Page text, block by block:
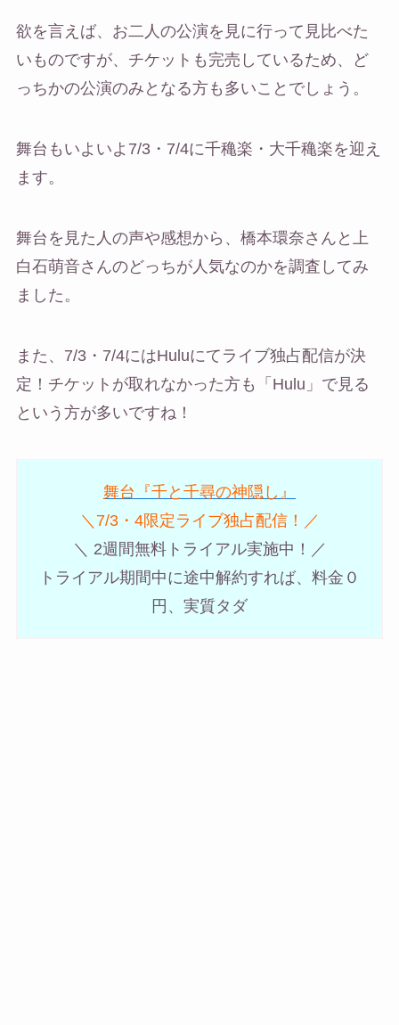
欲を言えば、お二人の公演を見に行って見比べた
いものですが、チケットも完売しているため、ど
っちかの公演のみとなる方も多いことでしょう。
舞台もいよいよ7/3・7/4に千穐楽・大千穐楽を迎え
ます。
舞台を見た人の声や感想から、橋本環奈さんと上
白石萌音さんのどっちが人気なのかを調査してみ
ました。
また、7/3・7/4にはHuluにてライブ独占配信が決
定！チケットが取れなかった方も「Hulu」で見る
という方が多いですね！
舞台『千と千尋の神隠し』
＼7/3・4限定ライブ独占配信！／
＼ 2週間無料トライアル実施中！／
トライアル期間中に途中解約すれば、料金０
円、実質タダ